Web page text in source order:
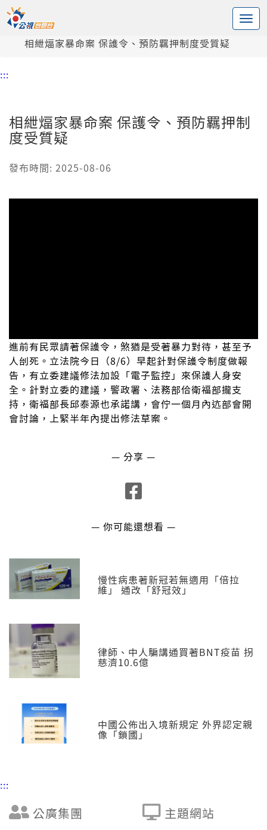
中央內容區塊
頭頁
相紲煏家暴命案 保護令、預防羈押制度受質疑
:::
相紲煏家暴命案 保護令、預防羈押制
度受質疑
發布時間: 2025-08-06
進前有民眾請著保護令，煞猶是受著暴力對待，甚至予
人刣死。立法院今日（8/6）早起針對保護令制度做報
告，有立委建議修法加設「電子監控」來保護人身安
全。針對立委的建議，警政署、法務部佮衛福部攏支
持，衛福部長邱泰源也承諾講，會佇一個月內迒部會開
會討論，上緊半年內提出修法草案。
— 分享 —
— 你可能還想看 —
慢性病患著新冠若無適用「倍拉
維」 通改「舒冠效」
律師、中人騙講通買著BNT疫苗 拐
慈濟10.6億
中國公佈出入境新規定 外界認定親
像「鎖國」
:::
公廣集團 主題網站